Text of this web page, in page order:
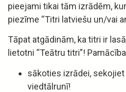
pieejami tikai tām izrādēm,
piezīme “Titri latviešu un/vai
Tāpat atgādinām, ka titri ir
lietotni “Teātru titri”!
sākoties izrādei,
viedtālrunī!